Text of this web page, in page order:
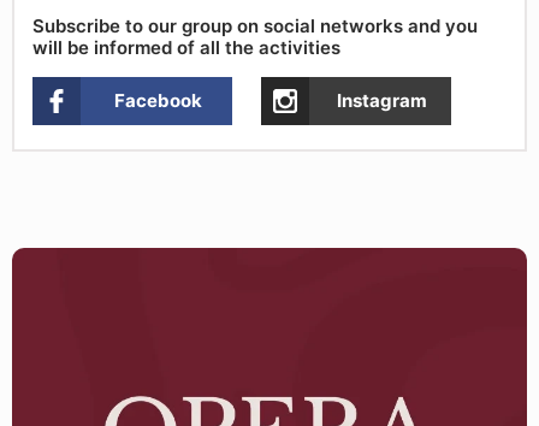
Subscribe to our group on social networks and you
will be informed of all the activities
Facebook Instagram